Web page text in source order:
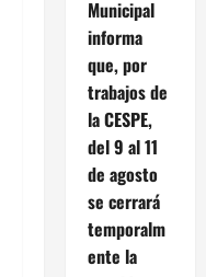
Municipal
informa
que, por
trabajos de
la CESPE,
del 9 al 11
de agosto
se cerrará
temporalm
ente la